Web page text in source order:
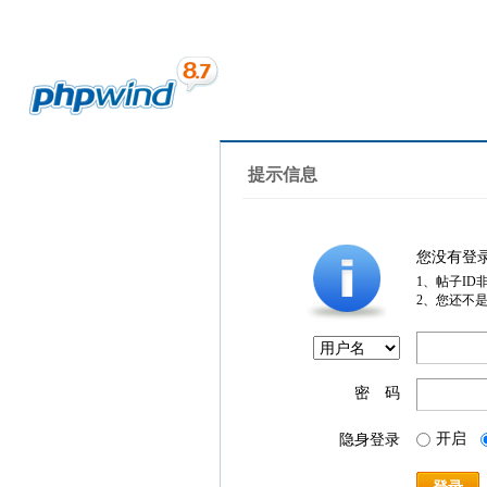
提示信息
您没有登
1、帖子ID
2、您还不
密 码
隐身登录 开启